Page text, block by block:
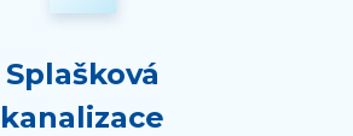
Splašková
kanalizace